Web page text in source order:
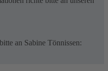
an Sabine Tönnissen: